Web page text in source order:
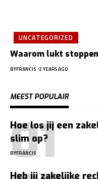
UNCATEGORIZED
Waarom lukt
BYFRANCIS 2 YEARS AGO
MEEST POPULAIR
Hoe los jij een
slim op?
BYFRANCIS
Heb jij zakelijke